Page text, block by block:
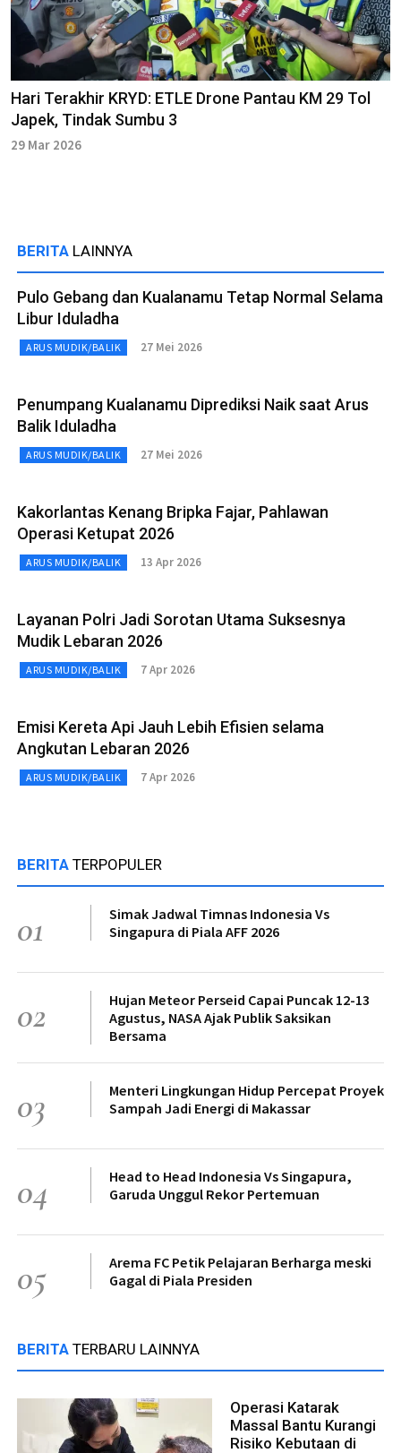
Hari Terakhir KRYD: ETLE Drone Pantau KM 29 Tol
Japek, Tindak Sumbu 3
29 Mar 2026
BERITA LAINNYA
Pulo Gebang dan Kualanamu Tetap Normal Selama
Libur Iduladha
ARUS MUDIK/BALIK 27 Mei 2026
Penumpang Kualanamu Diprediksi Naik saat Arus
Balik Iduladha
ARUS MUDIK/BALIK 27 Mei 2026
Kakorlantas Kenang Bripka Fajar, Pahlawan
Operasi Ketupat 2026
ARUS MUDIK/BALIK 13 Apr 2026
Layanan Polri Jadi Sorotan Utama Suksesnya
Mudik Lebaran 2026
ARUS MUDIK/BALIK 7 Apr 2026
Emisi Kereta Api Jauh Lebih Efisien selama
Angkutan Lebaran 2026
ARUS MUDIK/BALIK 7 Apr 2026
BERITA TERPOPULER
01
Simak Jadwal Timnas Indonesia Vs
Singapura di Piala AFF 2026
02
Hujan Meteor Perseid Capai Puncak 12-13
Agustus, NASA Ajak Publik Saksikan
Bersama
03
Menteri Lingkungan Hidup Percepat Proyek
Sampah Jadi Energi di Makassar
04
Head to Head Indonesia Vs Singapura,
Garuda Unggul Rekor Pertemuan
05
Arema FC Petik Pelajaran Berharga meski
Gagal di Piala Presiden
BERITA TERBARU LAINNYA
Operasi Katarak
Massal Bantu Kurangi
Risiko Kebutaan di